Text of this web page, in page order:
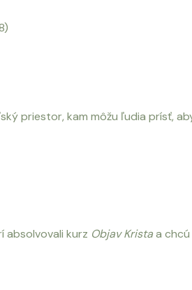
priestor, kam môžu ľudia prísť,
absolvovali kurz Objav Kristaa chcú